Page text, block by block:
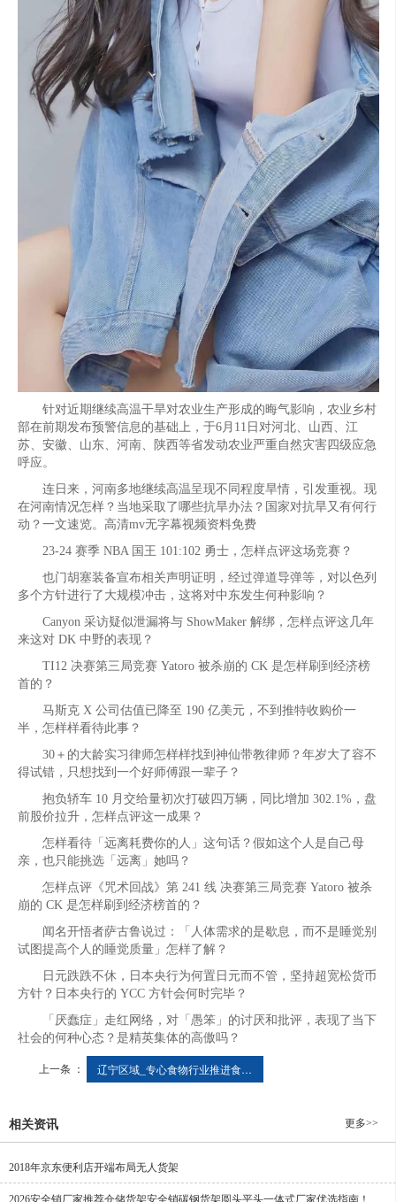
针对近期继续高温干旱对农业生产形成的晦气影响，农业乡村
部在前期发布预警信息的基础上，于6月11日对河北、山西、江
苏、安徽、山东、河南、陕西等省发动农业严重自然灾害四级应急
呼应。
连日来，河南多地继续高温呈现不同程度旱情，引发重视。现
在河南情况怎样？当地采取了哪些抗旱办法？国家对抗旱又有何行
动？一文速览。高清mv无字幕视频资料免费
23-24 赛季 NBA 国王 101:102 勇士，怎样点评这场竞赛？
也门胡塞装备宣布相关声明证明，经过弹道导弹等，对以色列
多个方针进行了大规模冲击，这将对中东发生何种影响？
Canyon 采访疑似泄漏将与 ShowMaker 解绑，怎样点评这几年
来这对 DK 中野的表现？
TI12 决赛第三局竞赛 Yatoro 被杀崩的 CK 是怎样刷到经济榜
首的？
马斯克 X 公司估值已降至 190 亿美元，不到推特收购价一
半，怎样样看待此事？
30＋的大龄实习律师怎样样找到神仙带教律师？年岁大了容不
得试错，只想找到一个好师傅跟一辈子？
抱负轿车 10 月交给量初次打破四万辆，同比增加 302.1%，盘
前股价拉升，怎样点评这一成果？
怎样看待「远离耗费你的人」这句话？假如这个人是自己母
亲，也只能挑选「远离」她吗？
怎样点评《咒术回战》第 241 线 决赛第三局竞赛 Yatoro 被杀
崩的 CK 是怎样刷到经济榜首的？
闻名开悟者萨古鲁说过：「人体需求的是歇息，而不是睡觉别
试图提高个人的睡觉质量」怎样了解？
日元跌跌不休，日本央行为何置日元而不管，坚持超宽松货币
方针？日本央行的 YCC 方针会何时完毕？
「厌蠢症」走红网络，对「愚笨」的讨厌和批评，表现了当下
社会的何种心态？是精英集体的高傲吗？
上一条 ： 辽宁区域_专心食物行业推进食物安全_资讯中心_同伴网
相关资讯 更多>>
2018年京东便利店开端布局无人货架